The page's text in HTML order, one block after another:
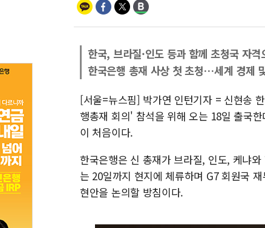
한국, 브라질·인도 등과 함께 초청국 자격
한국은행 총재 사상 첫 초청…세계 경제
[서울=뉴스핌] 박가연 인턴기자 = 신현송
행총재 회의' 참석을 위해 오는 18일 출국
이 처음이다.
한국은행은 신 총재가 브라질, 인도, 케냐
는 20일까지 현지에 체류하며 G7 회원국
현안을 논의할 방침이다.